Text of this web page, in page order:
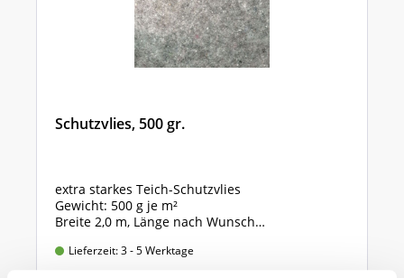
Schutzvlies, 500 gr.
extra starkes Teich-Schutzvlies
Gewicht: 500 g je m²
Breite 2,0 m, Länge nach Wunsch
Lieferzeit: 3 - 5 Werktage